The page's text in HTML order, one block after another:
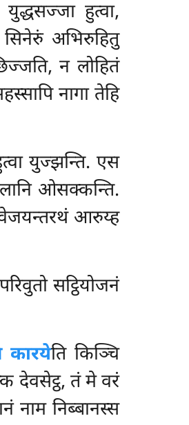
हुत्वा,
सिनेरुं अभिरुहितु
न लोहितं
नागा तेहि
युज्झन्ति. एस
ओसक्कन्ति.
वेजयन्तरथं आरुय्ह
सट्ठियोजनं
कारयेति किञ्चि
देवसेट्ठ, तं मे वरं
नाम निब्बानस्स